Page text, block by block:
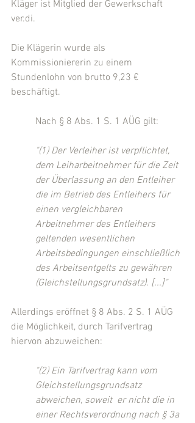
Kläger ist Mitglied der Gewerkschaft
ver.di.
Die Klägerin wurde als
Kommissioniererin zu einem
Stundenlohn von brutto 9,23 €
beschäftigt.
Nach § 8 Abs. 1 S. 1 AÜG gilt:
"(1) Der Verleiher ist verpflichtet,
dem Leiharbeitnehmer für die Zeit
der Überlassung an den Entleiher
die im Betrieb des Entleihers für
einen vergleichbaren
Arbeitnehmer des Entleihers
geltenden wesentlichen
Arbeitsbedingungen einschließlich
des Arbeitsentgelts zu gewähren
(Gleichstellungsgrundsatz). [...]"
Allerdings eröffnet § 8 Abs. 2 S. 1 AÜG
die Möglichkeit, durch Tarifvertrag
hiervon abzuweichen:
"(2) Ein Tarifvertrag kann vom
Gleichstellungsgrundsatz
abweichen, soweit  er nicht die in
einer Rechtsverordnung nach § 3a